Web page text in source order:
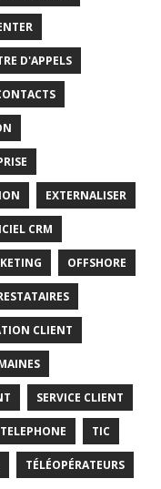
D'APPELS
EXTERNALISER
CRM
OFFSHORE
CLIENT
SERVICE CLIENT
TELEPHONE TIC
TÉLÉOPÉRATEURS